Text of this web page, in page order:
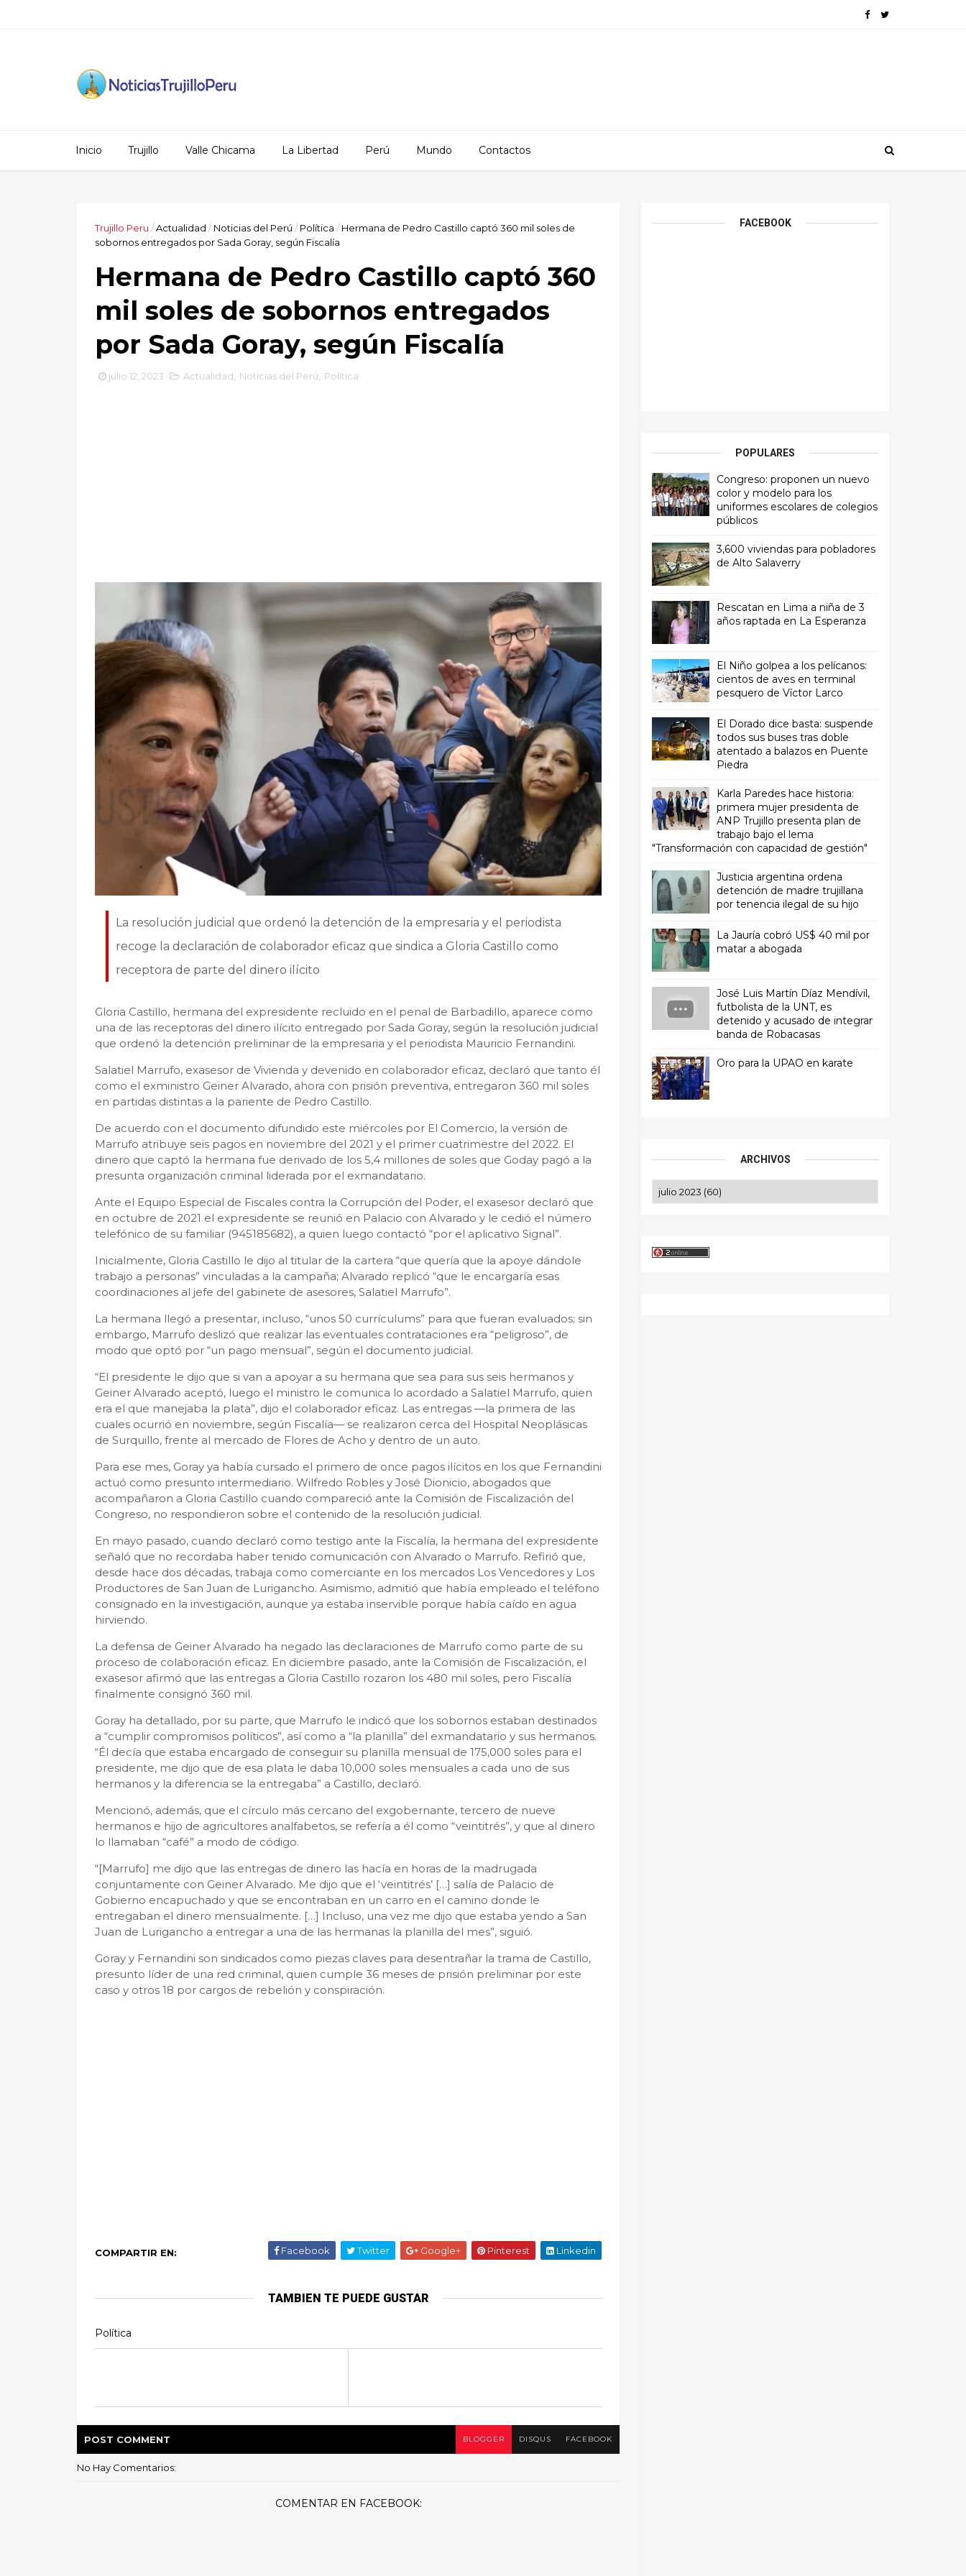
Inicio Trujillo Valle Chicama La Libertad Perú Mundo Contactos
Trujillo Peru /Actualidad / Noticias del Perú / Política / Hermana de Pedro Castillo captó 360 mil soles de
sobornos entregados por Sada Goray, según Fiscalía
Hermana de Pedro Castillo captó 360
mil soles de sobornos entregados
por Sada Goray, según Fiscalía
julio 12, 2023 Actualidad Noticias del Perú Política
La resolución judicial que ordenó la detención de la empresaria y el periodista
recoge la declaración de colaborador eficaz que sindica a Gloria Castillo como
receptora de parte del dinero ilícito
Gloria Castillo, hermana del expresidente recluido en el penal de Barbadillo, aparece como
una de las receptoras del dinero ilícito entregado por Sada Goray, según la resolución judicial
que ordenó la detención preliminar de la empresaria y el periodista Mauricio Fernandini.
Salatiel Marrufo, exasesor de Vivienda y devenido en colaborador eficaz, declaró que tanto él
como el exministro Geiner Alvarado, ahora con prisión preventiva, entregaron 360 mil soles
en partidas distintas a la pariente de Pedro Castillo.
De acuerdo con el documento difundido este miércoles por El Comercio, la versión de
Marrufo atribuye seis pagos en noviembre del 2021 y el primer cuatrimestre del 2022. El
dinero que captó la hermana fue derivado de los 5,4 millones de soles que Goday pagó a la
presunta organización criminal liderada por el exmandatario.
Ante el Equipo Especial de Fiscales contra la Corrupción del Poder, el exasesor declaró que
en octubre de 2021 el expresidente se reunió en Palacio con Alvarado y le cedió el número
telefónico de su familiar (945185682), a quien luego contactó “por el aplicativo Signal”.
Inicialmente, Gloria Castillo le dijo al titular de la cartera “que quería que la apoye dándole
trabajo a personas” vinculadas a la campaña; Alvarado replicó “que le encargaría esas
coordinaciones al jefe del gabinete de asesores, Salatiel Marrufo”.
La hermana llegó a presentar, incluso, “unos 50 currículums” para que fueran evaluados; sin
embargo, Marrufo deslizó que realizar las eventuales contrataciones era “peligroso”, de
modo que optó por “un pago mensual”, según el documento judicial.
“El presidente le dijo que si van a apoyar a su hermana que sea para sus seis hermanos y
Geiner Alvarado aceptó, luego el ministro le comunica lo acordado a Salatiel Marrufo, quien
era el que manejaba la plata”, dijo el colaborador eficaz. Las entregas ―la primera de las
cuales ocurrió en noviembre, según Fiscalía— se realizaron cerca del Hospital Neoplásicas
de Surquillo, frente al mercado de Flores de Acho y dentro de un auto.
Para ese mes, Goray ya había cursado el primero de once pagos ilícitos en los que Fernandini
actuó como presunto intermediario. Wilfredo Robles y José Dionicio, abogados que
acompañaron a Gloria Castillo cuando compareció ante la Comisión de Fiscalización del
Congreso, no respondieron sobre el contenido de la resolución judicial.
En mayo pasado, cuando declaró como testigo ante la Fiscalía, la hermana del expresidente
señaló que no recordaba haber tenido comunicación con Alvarado o Marrufo. Refirió que,
desde hace dos décadas, trabaja como comerciante en los mercados Los Vencedores y Los
Productores de San Juan de Lurigancho. Asimismo, admitió que había empleado el teléfono
consignado en la investigación, aunque ya estaba inservible porque había caído en agua
hirviendo.
La defensa de Geiner Alvarado ha negado las declaraciones de Marrufo como parte de su
proceso de colaboración eficaz. En diciembre pasado, ante la Comisión de Fiscalización, el
exasesor afirmó que las entregas a Gloria Castillo rozaron los 480 mil soles, pero Fiscalía
finalmente consignó 360 mil.
Goray ha detallado, por su parte, que Marrufo le indicó que los sobornos estaban destinados
a “cumplir compromisos políticos”, así como a “la planilla” del exmandatario y sus hermanos.
“Él decía que estaba encargado de conseguir su planilla mensual de 175,000 soles para el
presidente, me dijo que de esa plata le daba 10,000 soles mensuales a cada uno de sus
hermanos y la diferencia se la entregaba” a Castillo, declaró.
Mencionó, además, que el círculo más cercano del exgobernante, tercero de nueve
hermanos e hijo de agricultores analfabetos, se refería a él como “veintitrés”, y que al dinero
lo llamaban “café” a modo de código.
“[Marrufo] me dijo que las entregas de dinero las hacía en horas de la madrugada
conjuntamente con Geiner Alvarado. Me dijo que el ‘veintitrés’ […] salía de Palacio de
Gobierno encapuchado y que se encontraban en un carro en el camino donde le
entregaban el dinero mensualmente. […] Incluso, una vez me dijo que estaba yendo a San
Juan de Lurigancho a entregar a una de las hermanas la planilla del mes”, siguió.
Goray y Fernandini son sindicados como piezas claves para desentrañar la trama de Castillo,
presunto líder de una red criminal, quien cumple 36 meses de prisión preliminar por este
caso y otros 18 por cargos de rebelión y conspiración.
COMPARTIR EN: Facebook Twitter Google+ Pinterest Linkedin
TAMBIEN TE PUEDE GUSTAR
Política
POST COMMENT BLOGGER DISQUS FACEBOOK
No Hay Comentarios:
COMENTAR EN FACEBOOK:
FACEBOOK
POPULARES
Congreso: proponen un nuevo
color y modelo para los
uniformes escolares de colegios
públicos
3,600 viviendas para pobladores
de Alto Salaverry
Rescatan en Lima a niña de 3
años raptada en La Esperanza
El Niño golpea a los pelícanos:
cientos de aves en terminal
pesquero de Víctor Larco
El Dorado dice basta: suspende
todos sus buses tras doble
atentado a balazos en Puente
Piedra
Karla Paredes hace historia:
primera mujer presidenta de
ANP Trujillo presenta plan de
trabajo bajo el lema
"Transformación con capacidad de gestión"
Justicia argentina ordena
detención de madre trujillana
por tenencia ilegal de su hijo
La Jauría cobró US$ 40 mil por
matar a abogada
José Luis Martín Díaz Mendívil,
futbolista de la UNT, es
detenido y acusado de integrar
banda de Robacasas
Oro para la UPAO en karate
ARCHIVOS